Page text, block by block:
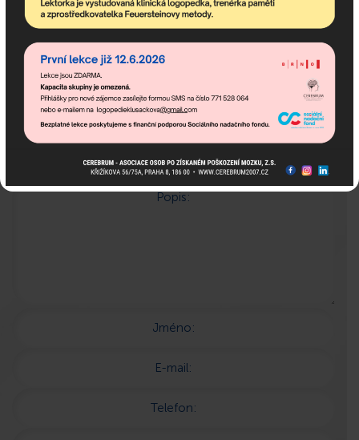
Pokud potřebujete poradit,
jsme tu pro Vás!
Popis:
Jméno:
E-mail:
Telefon: